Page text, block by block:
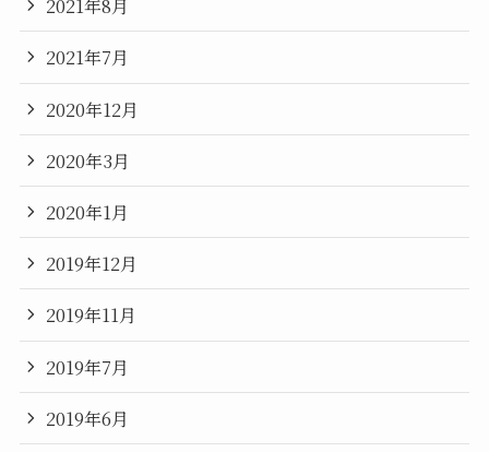
2021年8月
2021年7月
2020年12月
2020年3月
2020年1月
2019年12月
2019年11月
2019年7月
2019年6月